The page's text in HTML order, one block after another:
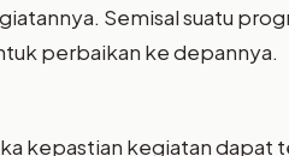
Semisal suatu
perbaikan ke depannya.
kepastian kegiatan dapat